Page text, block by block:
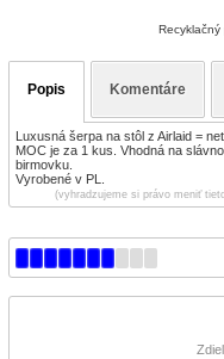
Popis Komentáre
Luxusná šerpa na stôl z Airlaid =
MOC je za 1 kus. Vhodná na
birmovku.
Vyrobené v PL.
(vyhradzujeme si právo meniť